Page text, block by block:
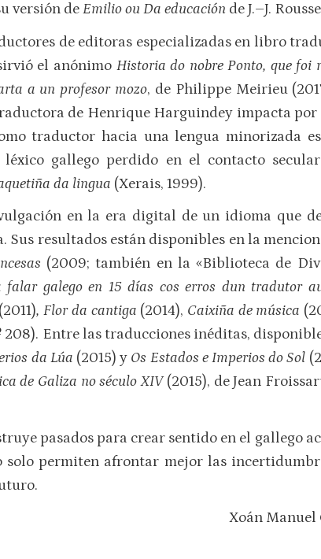
versión deEmilio ou Da educación de J.–J.
de editoras especializadas en libro
el anónimo Historia do nobre Ponto, que foi
a un profesor mozo, de Philippe Meirieu
de Henrique Harguindey impacta
traductor hacia una lengua minorizada
gallego perdido en el contacto
da lingua (Xerais, 1999).
en la era digital de un idioma que
resultados están disponibles en la
(2009; también en la «Biblioteca de
falar galego en 15 días cos erros dun tradutor
(2011), Flor da cantiga (2014), Caixiña de música
208). Entre las traducciones inéditas,
da Lúa (2015) y Os Estados e Imperios do Sol
de Galiza no século XIV(2015), de Jean
pasados para crear sentido en el gallego
permiten afrontar mejor las
Xoán Manuel